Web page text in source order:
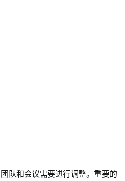
队和会议需要进行调整。重要的